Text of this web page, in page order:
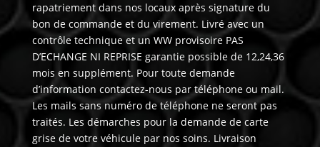
rapatriement dans nos locaux après signature du
bon de commande et du virement. Livré avec un
contrôle technique et un WW provisoire PAS
D’ECHANGE NI REPRISE garantie possible de 12,24,36
mois en supplément. Pour toute demande
d’information contactez-nous par téléphone ou mail.
Les mails sans numéro de téléphone ne seront pas
traités. Les démarches pour la demande de carte
grise de votre véhicule par nos soins. Livraison